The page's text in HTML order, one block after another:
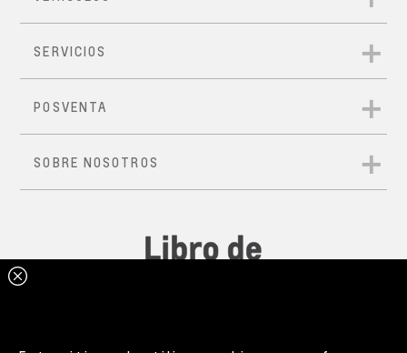
Asientos que te hacen disfrutar cada kilómetro